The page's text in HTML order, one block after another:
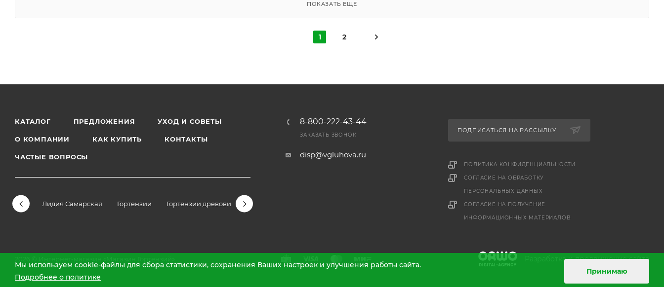
ПОКАЗАТЬ ЕЩЕ
1 2
КАТАЛОГ ПРЕДЛОЖЕНИЯ УХОД И СОВЕТЫ
О КОМПАНИИ КАК КУПИТЬ КОНТАКТЫ
ЧАСТЫЕ ВОПРОСЫ
Лидия Самарская Гортензии Гортензии древовидные
8-800-222-43-44
ЗАКАЗАТЬ ЗВОНОК
disp@vgluhova.ru
ПОДПИСАТЬСЯ НА РАССЫЛКУ
ПОЛИТИКА КОНФИДЕНЦИАЛЬНОСТИ
СОГЛАСИЕ НА ОБРАБОТКУ
ПЕРСОНАЛЬНЫХ ДАННЫХ
СОГЛАСИЕ НА ПОЛУЧЕНИЕ
ИНФОРМАЦИОННЫХ МАТЕРИАЛОВ
Разработкаипродвижение сайта
Мы используем cookie-файлы для сбора статистики, сохранения Ваших настроек и улучшения работы сайта.
Подробнее о политике
Принимаю